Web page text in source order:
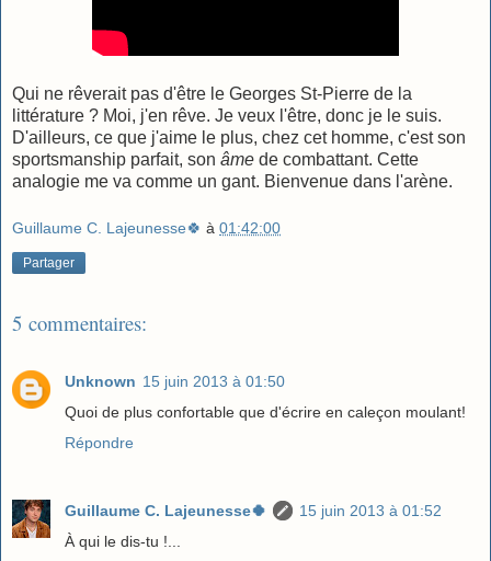
Qui ne rêverait pas d'être le Georges St-Pierre de la
littérature ? Moi, j'en rêve. Je veux l'être, donc je le suis.
D'ailleurs, ce que j'aime le plus, chez cet homme, c'est son
sportsmanship parfait, son âme de combattant. Cette
analogie me va comme un gant. Bienvenue dans l'arène.
Guillaume C. Lajeunesse🍀 à 01:42:00
Partager
5 commentaires:
Unknown 15 juin 2013 à 01:50
Quoi de plus confortable que d'écrire en caleçon moulant!
Répondre
Guillaume C. Lajeunesse🍀
15 juin 2013 à 01:52
À qui le dis-tu !...